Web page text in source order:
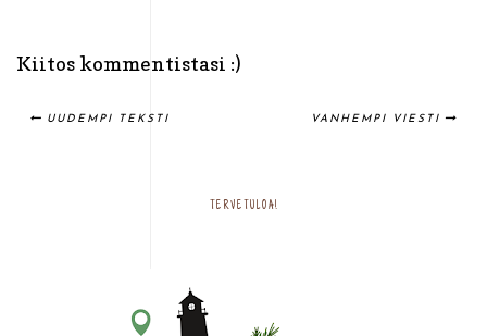
Kiitos kommentistasi :)
UUDEMPI TEKSTI VANHEMPI VIESTI
TERVETULOA!